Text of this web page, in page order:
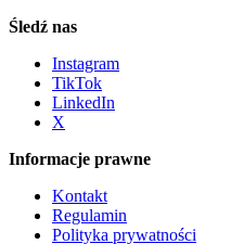
Śledź nas
Instagram
TikTok
LinkedIn
X
Informacje prawne
Kontakt
Regulamin
Polityka prywatności